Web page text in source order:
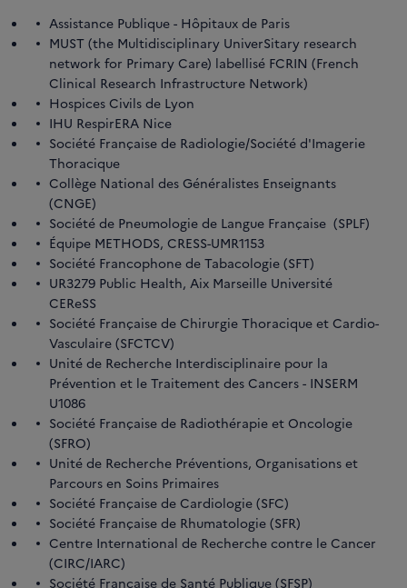
Assistance Publique - Hôpitaux de Paris
MUST (the Multidisciplinary UniverSitary research
network for Primary Care) labellisé FCRIN (French
Clinical Research Infrastructure Network)
Hospices Civils de Lyon
IHU RespirERA Nice
Société Française de Radiologie/Société d'Imagerie
Thoracique
Collège National des Généralistes Enseignants
(CNGE)
Société de Pneumologie de Langue Française (SPLF)
Équipe METHODS, CRESS-UMR1153
Société Francophone de Tabacologie (SFT)
UR3279 Public Health, Aix Marseille Université
CEReSS
Société Française de Chirurgie Thoracique et Cardio-
Vasculaire (SFCTCV)
Unité de Recherche Interdisciplinaire pour la
Prévention et le Traitement des Cancers - INSERM
U1086
Société Française de Radiothérapie et Oncologie
(SFRO)
Unité de Recherche Préventions, Organisations et
Parcours en Soins Primaires
Société Française de Cardiologie (SFC)
Société Française de Rhumatologie (SFR)
Centre International de Recherche contre le Cancer
(CIRC/IARC)
Société Française de Santé Publique (SFSP)